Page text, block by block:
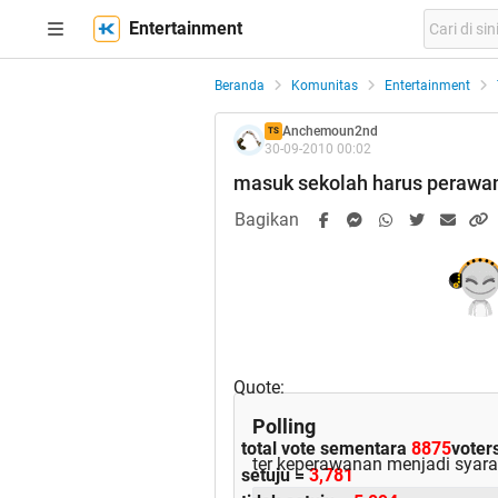
Entertainment
Beranda Komunitas Entertainment
TS Anchemoun2nd
30-09-2010 00:02
masuk sekolah harus
Bagikan
Quote:
total vote sementara 8875
setuju =3,781
Polling
ter keperawanan menjadi